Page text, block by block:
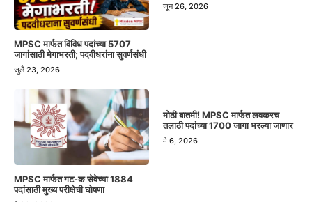
MPSC मार्फत विविध पदांच्या 5707
जागांसाठी मेगाभरती; पदवीधरांना सुवर्णसंधी
जुलै 23, 2026
जून 26, 2026
MPSC मार्फत गट-क सेवेच्या 1884
पदांसाठी मुख्य परीक्षेची घोषणा
मोठी बातमी! MPSC मार्फत लवकरच
तलाठी पदांच्या 1700 जागा भरल्या जाणार
मे 6, 2026